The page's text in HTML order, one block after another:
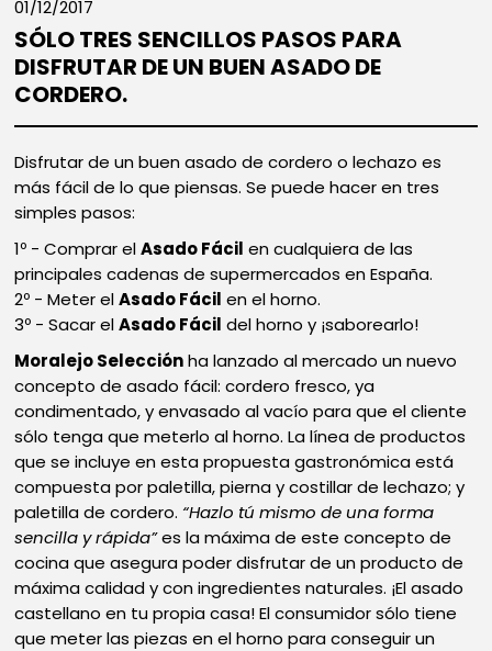
01/12/2017
SÓLO TRES SENCILLOS PASOS PARA
DISFRUTAR DE UN BUEN ASADO DE
CORDERO.
Disfrutar de un buen asado de cordero o lechazo es
más fácil de lo que piensas. Se puede hacer en tres
simples pasos:
Comprar elAsado Fácil en cualquiera de las
principales cadenas de supermercados en España.
Meter elAsado Fácil en el horno.
Sacar elAsado Fácil del horno y ¡saborearlo!
Moralejo Selecciónha lanzado al mercado un nuevo
concepto de asado fácil: cordero fresco, ya
condimentado, y envasado al vacío para que el cliente
sólo tenga que meterlo al horno. La línea de productos
que se incluye en esta propuesta gastronómica está
compuesta por paletilla, pierna y costillar de lechazo; y
paletilla de cordero. “Hazlo tú mismo de una forma
sencilla y rápida”es la máxima de este concepto de
cocina que asegura poder disfrutar de un producto de
máxima calidad y con ingredientes naturales. ¡El asado
castellano en tu propia casa! El consumidor sólo tiene
que meter las piezas en el horno para conseguir un